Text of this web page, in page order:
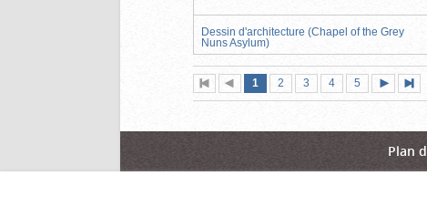
Dessin d'architecture (Chapel of the Grey
Nuns Asylum)
Première
page
Page
précédente
Page
1 (page
actuelle)
Page
2 Page
3 Page
4 Page
5
suivante
Plan